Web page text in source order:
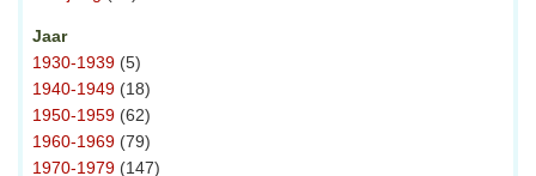
Jaar
1930-1939 (5)
1940-1949 (18)
1950-1959 (62)
1960-1969 (79)
1970-1979 (147)